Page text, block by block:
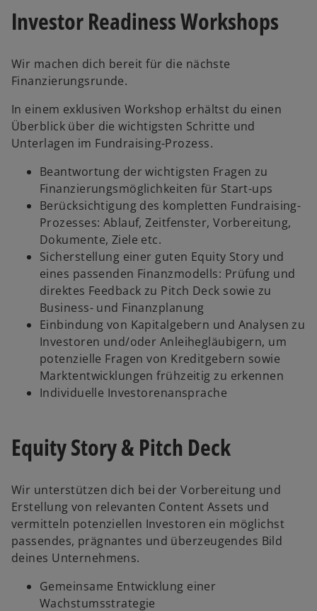
Investor Readiness Workshops
Wir machen dich bereit für die nächste
Finanzierungsrunde.
In einem exklusiven Workshop erhältst du einen
Überblick über die wichtigsten Schritte und
Unterlagen im Fundraising-Prozess.
Beantwortung der wichtigsten Fragen zu
Finanzierungsmöglichkeiten für Start-ups
Berücksichtigung des kompletten Fundraising-
Prozesses: Ablauf, Zeitfenster, Vorbereitung,
Dokumente, Ziele etc.
Sicherstellung einer guten Equity Story und
eines passenden Finanzmodells: Prüfung und
direktes Feedback zu Pitch Deck sowie zu
Business- und Finanzplanung
Einbindung von Kapitalgebern und Analysen zu
Investoren und/oder Anleihegläubigern, um
potenzielle Fragen von Kreditgebern sowie
Marktentwicklungen frühzeitig zu erkennen
Individuelle Investorenansprache
Equity Story & Pitch Deck
Wir unterstützen dich bei der Vorbereitung und
Erstellung von relevanten Content Assets und
vermitteln potenziellen Investoren ein möglichst
passendes, prägnantes und überzeugendes Bild
deines Unternehmens.
Gemeinsame Entwicklung einer
Wachstumsstrategie